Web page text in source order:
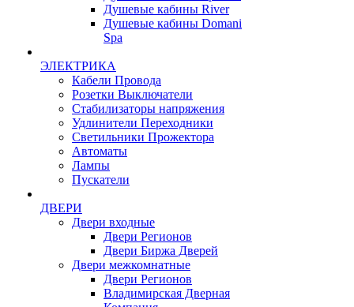
Душевые кабины River
Душевые кабины Domani
Spa
ЭЛЕКТРИКА
Кабели Провода
Розетки Выключатели
Стабилизаторы напряжения
Удлинители Переходники
Светильники Прожектора
Автоматы
Лампы
Пускатели
ДВЕРИ
Двери входные
Двери Регионов
Двери Биржа Дверей
Двери межкомнатные
Двери Регионов
Владимирская Дверная